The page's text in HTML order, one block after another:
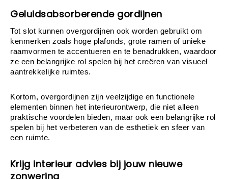
Geluidsabsorberende gordijnen
Tot slot kunnen overgordijnen ook worden gebruikt om
kenmerken zoals hoge plafonds, grote ramen of unieke
raamvormen te accentueren en te benadrukken, waardoor
ze een belangrijke rol spelen bij het creëren van visueel
aantrekkelijke ruimtes.
Kortom, overgordijnen zijn veelzijdige en functionele
elementen binnen het interieurontwerp, die niet alleen
praktische voordelen bieden, maar ook een belangrijke rol
spelen bij het verbeteren van de esthetiek en sfeer van
een ruimte.
Krijg interieur advies bij jouw nieuwe
zonwering